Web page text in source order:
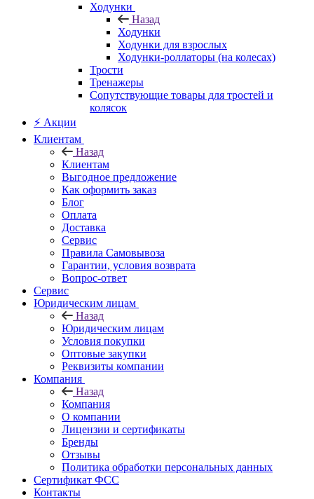
Ходунки
Назад
Ходунки
Ходунки для взрослых
Ходунки-роллаторы (на колесах)
Трости
Тренажеры
Сопутствующие товары для тростей и
колясок
⚡ Акции
Клиентам
Назад
Клиентам
Выгодное предложение
Как оформить заказ
Блог
Оплата
Доставка
Сервис
Правила Самовывоза
Гарантии, условия возврата
Вопрос-ответ
Сервис
Юридическим лицам
Назад
Юридическим лицам
Условия покупки
Оптовые закупки
Реквизиты компании
Компания
Назад
Компания
О компании
Лицензии и сертификаты
Бренды
Отзывы
Политика обработки персональных данных
Сертификат ФСС
Контакты